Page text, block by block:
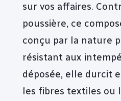
sur vos affaires.
poussière, ce
conçu par la nature
résistant aux
déposée, elle durcit
les fibres textiles ou